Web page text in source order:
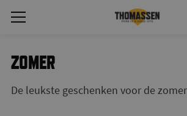
ZOMER
De leukste geschenken voor de